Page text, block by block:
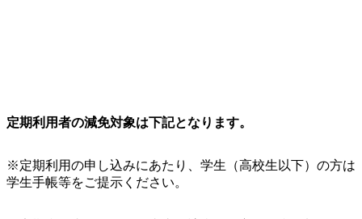
定期利用者の減免対象は下記となります。
※定期利用の申し込みにあたり、学生（高校生以下）の方は
学生手帳等をご提示ください。